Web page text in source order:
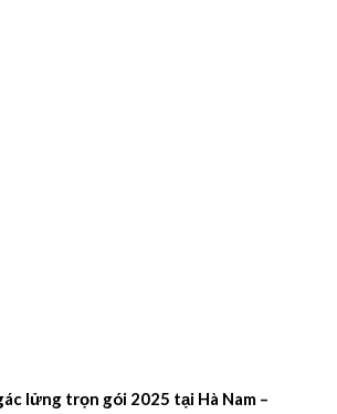
lửng trọn gói 2025 tại Hà Nam –